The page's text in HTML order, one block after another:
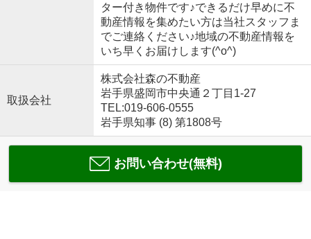
ター付き物件です♪できるだけ早めに不
動産情報を集めたい方は当社スタッフま
でご連絡ください♪地域の不動産情報を
いち早くお届けします(^o^)
取扱会社
株式会社森の不動産
岩手県盛岡市中央通２丁目1-27
TEL:019-606-0555
岩手県知事 (8) 第1808号
お問い合わせ(無料)